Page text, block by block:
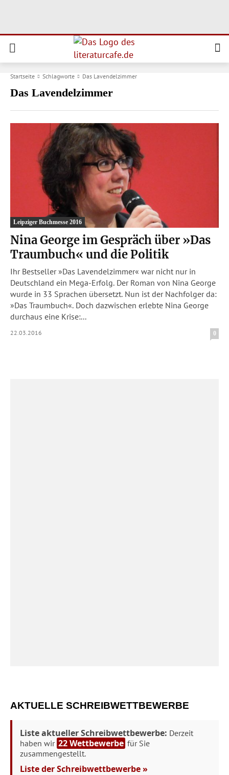
Startseite Schlagworte Das Lavendelzimmer
Das Lavendelzimmer
Leipziger Buchmesse 2016
Nina George im Gespräch über »Das
Traumbuch« und die Politik
Ihr Bestseller »Das Lavendelzimmer« war nicht nur in
Deutschland ein Mega-Erfolg. Der Roman von Nina George
wurde in 33 Sprachen übersetzt. Nun ist der Nachfolger da:
»Das Traumbuch«. Doch dazwischen erlebte Nina George
durchaus eine Krise:...
22.03.2016 0
AKTUELLE SCHREIBWETTBEWERBE
Liste aktueller Schreibwettbewerbe: Derzeit
haben wir 22 Wettbewerbe für Sie
zusammengestellt.
Liste der Schreibwettbewerbe »